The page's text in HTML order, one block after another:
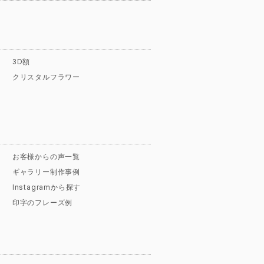
3D額
クリスタルフラワー
お客様からの声一覧
ギャラリー制作事例
Instagramから探す
印字のフレーズ例